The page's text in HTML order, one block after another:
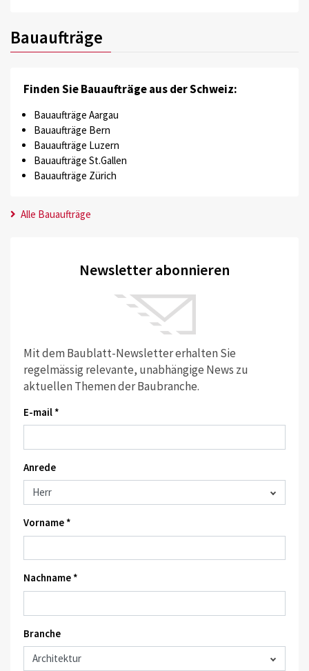
Bauaufträge
Finden Sie Bauaufträge aus der Schweiz:
Bauaufträge Aargau
Bauaufträge Bern
Bauaufträge Luzern
Bauaufträge St.Gallen
Bauaufträge Zürich
Alle Bauaufträge
Newsletter abonnieren
Mit dem Baublatt-Newsletter erhalten Sie
regelmässig relevante, unabhängige News zu
aktuellen Themen der Baubranche.
E-mail *
Anrede
Vorname *
Nachname *
Branche